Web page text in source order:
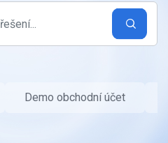
Demo obchodní účet